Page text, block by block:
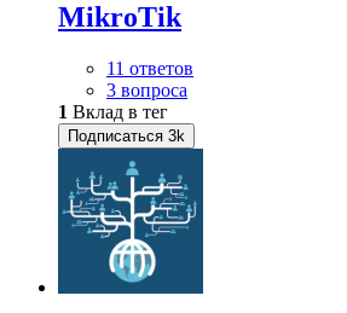
MikroTik
11 ответов
3 вопроса
1 Вклад в тег
Подписаться 3k